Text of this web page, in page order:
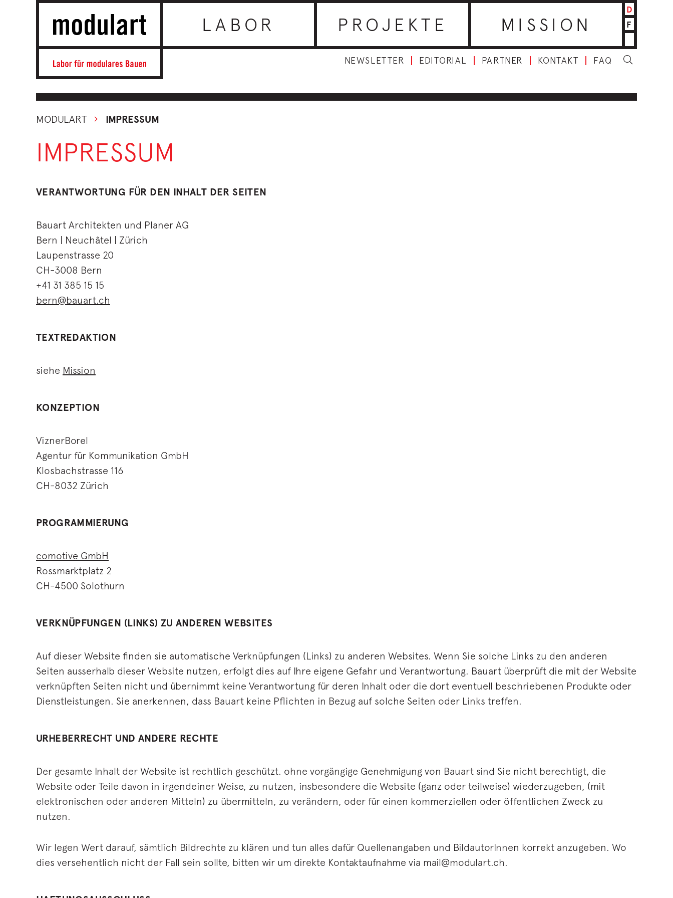
LABOR PROJEKTE MISSION
D
F
NEWSLETTER EDITORIAL PARTNER KONTAKT FAQ
MODULART IMPRESSUM
IMPRESSUM
VERANTWORTUNG FÜR DEN INHALT DER SEITEN
Bauart Architekten und Planer AG
Bern | Neuchâtel | Zürich
Laupenstrasse 20
CH-3008 Bern
+41 31 385 15 15
bern@bauart.ch
TEXTREDAKTION
siehe Mission
KONZEPTION
ViznerBorel
Agentur für Kommunikation GmbH
Klosbachstrasse 116
CH-8032 Zürich
PROGRAMMIERUNG
comotive GmbH
Rossmarktplatz 2
CH-4500 Solothurn
VERKNÜPFUNGEN (LINKS) ZU ANDEREN WEBSITES
Auf dieser Website finden sie automatische Verknüpfungen (Links) zu anderen Websites. Wenn Sie solche Links zu den anderen
Seiten ausserhalb dieser Website nutzen, erfolgt dies auf Ihre eigene Gefahr und Verantwortung. Bauart überprüft die mit der Website
verknüpften Seiten nicht und übernimmt keine Verantwortung für deren Inhalt oder die dort eventuell beschriebenen Produkte oder
Dienstleistungen. Sie anerkennen, dass Bauart keine Pflichten in Bezug auf solche Seiten oder Links treffen.
URHEBERRECHT UND ANDERE RECHTE
Der gesamte Inhalt der Website ist rechtlich geschützt. ohne vorgängige Genehmigung von Bauart sind Sie nicht berechtigt, die
Website oder Teile davon in irgendeiner Weise, zu nutzen, insbesondere die Website (ganz oder teilweise) wiederzugeben, (mit
elektronischen oder anderen Mitteln) zu übermitteln, zu verändern, oder für einen kommerziellen oder öffentlichen Zweck zu
nutzen.
Wir legen Wert darauf, sämtlich Bildrechte zu klären und tun alles dafür Quellenangaben und BildautorInnen korrekt anzugeben. Wo
dies versehentlich nicht der Fall sein sollte, bitten wir um direkte Kontaktaufnahme via mail@modulart.ch.